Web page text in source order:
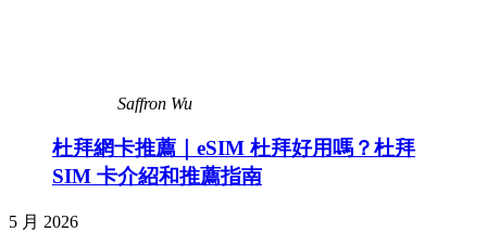
Saffron Wu
杜拜網卡推薦｜eSIM 杜拜好用嗎？杜拜
SIM 卡介紹和推薦指南
5 月 2026